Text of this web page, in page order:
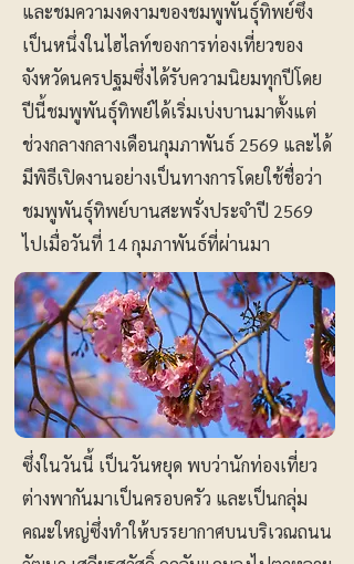
และชมความงดงามของชมพูพันธุ์ทิพย์ซึ่ง
เป็นหนึ่งในไฮไลท์ของการท่องเที่ยวของ
จังหวัดนครปฐมซึ่งได้รับความนิยมทุกปีโดย
ปีนี้ชมพูพันธุ์ทิพย์ได้เริ่มเบ่งบานมาตั้งแต่
ช่วงกลางกลางเดือนกุมภาพันธ์ 2569 และได้
มีพิธีเปิดงานอย่างเป็นทางการโดยใช้ชื่อว่า
ชมพูพันธุ์ทิพย์บานสะพรั่งประจำปี 2569
ไปเมื่อวันที่ 14 กุมภาพันธ์ที่ผ่านมา
ซึ่งในวันนี้ เป็นวันหยุด พบว่านักท่องเที่ยว
ต่างพากันมาเป็นครอบครัว และเป็นกลุ่ม
คณะใหญ่ซึ่งทำให้บรรยากาศบนบริเวณถนน